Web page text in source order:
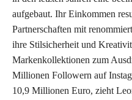
aufgebaut. Ihr Einkommen
Partnerschaften mit
ihre Stilsicherheit und
Markenkollektionen zum
Millionen Followern auf
10,9 Millionen Euro, zieht